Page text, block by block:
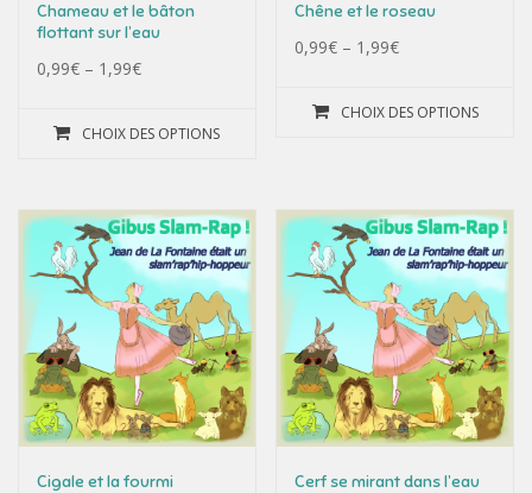
Chameau et le bâton
flottant sur l’eau
0,99€ – 1,99€
CHOIX DES OPTIONS
Chêne et le roseau
0,99€ – 1,99€
CHOIX DES OPTIONS
Cigale et la fourmi Cerf se mirant dans l’eau